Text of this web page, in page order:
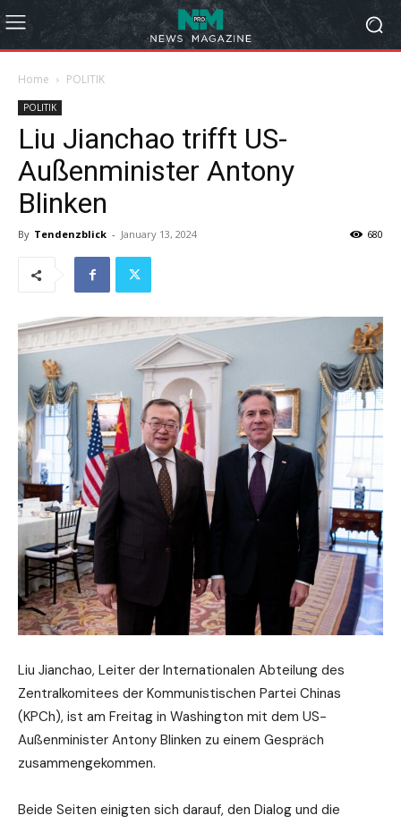
Home POLITIK
POLITIK
Liu Jianchao trifft US-
Außenminister Antony
Blinken
By Tendenzblick - January 13, 2024 680
Liu Jianchao, Leiter der Internationalen Abteilung des
Zentralkomitees der Kommunistischen Partei Chinas
(KPCh), ist am Freitag in Washington mit dem US-
Außenminister Antony Blinken zu einem Gespräch
zusammengekommen.
Beide Seiten einigten sich darauf, den Dialog und die